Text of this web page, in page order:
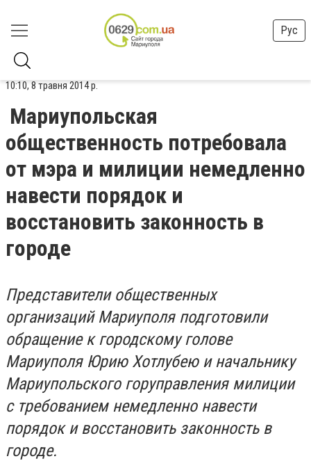
Рус
10:10, 8 травня 2014 р.
Мариупольская
общественность потребовала
от мэра и милиции немедленно
навести порядок и
восстановить законность в
городе
Представители общественных
организаций Мариуполя подготовили
обращение к городскому голове
Мариуполя Юрию Хотлубею и начальнику
Мариупольского горуправления милиции
с требованием немедленно навести
порядок и восстановить законность в
городе.